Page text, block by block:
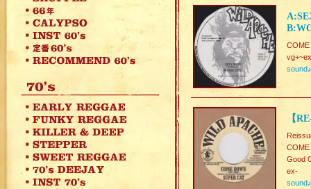
COME
sound♪
【
Good
ex-
sound♪